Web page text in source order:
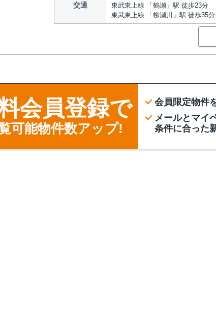
交通
東武東上線 「鶴瀬」駅 徒歩23分
東武東上線 「柳瀬川」駅 徒歩35分
会員登録で
可能物件数アップ!
会員限定物件
メールとマイ
条件に合った